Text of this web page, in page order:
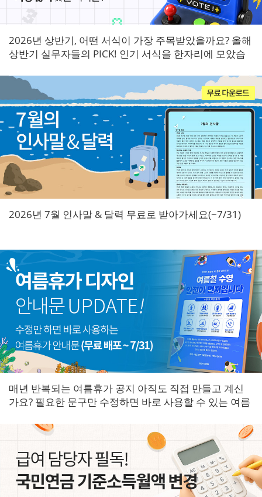
2026년 상반기, 어떤 서식이 가장 주목받았을까요? 올해
상반기 실무자들의 PICK! 인기 서식을 한자리에 모았습
2026년 7월 인사말 & 달력 무료로 받아가세요(~7/31)
매년 반복되는 여름휴가 공지 아직도 직접 만들고 계신
가요? 필요한 문구만 수정하면 바로 사용할 수 있는 여름